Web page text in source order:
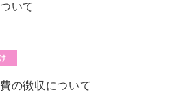
いて
の徴収について